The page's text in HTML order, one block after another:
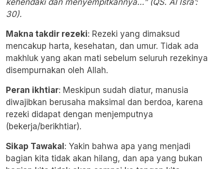
kehendaki dan menyempitkannya…” (QS. Al Isra’:
30).
Makna takdir rezeki: Rezeki yang dimaksud
mencakup harta, kesehatan, dan umur. Tidak ada
makhluk yang akan mati sebelum seluruh rezekinya
disempurnakan oleh Allah.
Peran ikhtiar: Meskipun sudah diatur, manusia
diwajibkan berusaha maksimal dan berdoa, karena
rezeki didapat dengan menjemputnya
(bekerja/berikhtiar).
Sikap Tawakal : Yakin bahwa apa yang menjadi
bagian kita tidak akan hilang, dan apa yang bukan